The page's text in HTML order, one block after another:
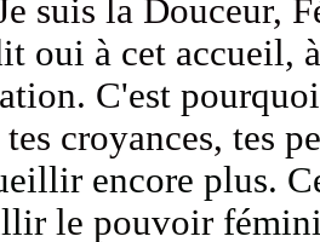
suis la Douceur,
oui à cet accueil,
C'est
croyances,tes
encore plus.
le pouvoir